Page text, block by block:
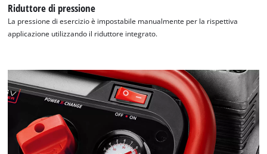
Powered byUsercentrics Consent
Riduttore di pressione
La pressione di esercizio è impostabile manualmente per la rispettiva
applicazione utilizzando il riduttore integrato.